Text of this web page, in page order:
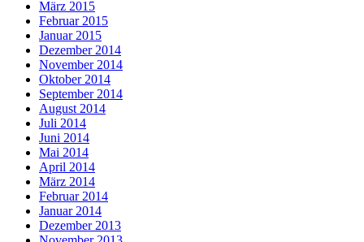
März 2015
Februar 2015
Januar 2015
Dezember 2014
November 2014
Oktober 2014
September 2014
August 2014
Juli 2014
Juni 2014
Mai 2014
April 2014
März 2014
Februar 2014
Januar 2014
Dezember 2013